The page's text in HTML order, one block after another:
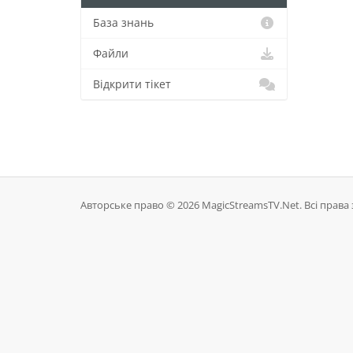
База знань
Файли
Відкрити тікет
Авторське право © 2026 MagicStreamsTV.Net. Всі права